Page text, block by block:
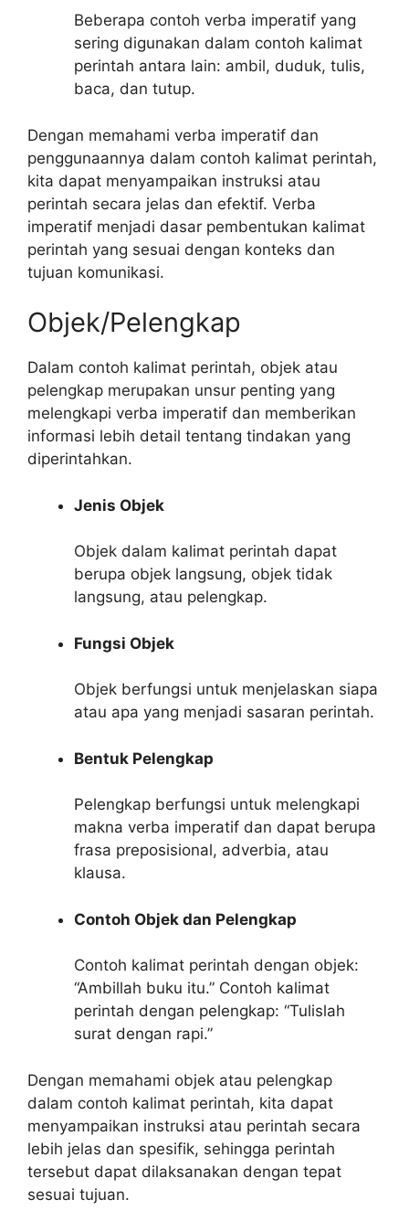
Beberapa contoh verba imperatif yang
sering digunakan dalam contoh kalimat
perintah antara lain: ambil, duduk, tulis,
baca, dan tutup.
Dengan memahami verba imperatif dan
penggunaannya dalam contoh kalimat perintah,
kita dapat menyampaikan instruksi atau
perintah secara jelas dan efektif. Verba
imperatif menjadi dasar pembentukan kalimat
perintah yang sesuai dengan konteks dan
tujuan komunikasi.
Objek/Pelengkap
Dalam contoh kalimat perintah, objek atau
pelengkap merupakan unsur penting yang
melengkapi verba imperatif dan memberikan
informasi lebih detail tentang tindakan yang
diperintahkan.
Jenis Objek
Objek dalam kalimat perintah dapat
berupa objek langsung, objek tidak
langsung, atau pelengkap.
Fungsi Objek
Objek berfungsi untuk menjelaskan siapa
atau apa yang menjadi sasaran perintah.
Bentuk Pelengkap
Pelengkap berfungsi untuk melengkapi
makna verba imperatif dan dapat berupa
frasa preposisional, adverbia, atau
klausa.
Contoh Objek dan Pelengkap
Contoh kalimat perintah dengan objek:
“Ambillah buku itu.” Contoh kalimat
perintah dengan pelengkap: “Tulislah
surat dengan rapi.”
Dengan memahami objek atau pelengkap
dalam contoh kalimat perintah, kita dapat
menyampaikan instruksi atau perintah secara
lebih jelas dan spesifik, sehingga perintah
tersebut dapat dilaksanakan dengan tepat
sesuai tujuan.